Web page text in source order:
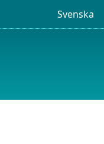
Svenska